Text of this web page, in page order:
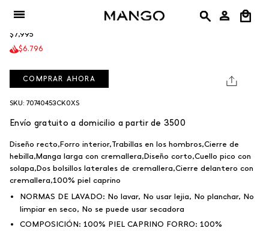
contenido
Chaqueta Gemma
$7,995
$6.796
COMPRAR AHORA
SKU: 70740453CK0XS
Envío gratuito a domicilio a partir de 3500
Diseño recto,Forro interior,Trabillas en los hombros,Cierre de
hebilla,Manga larga con cremallera,Diseño corto,Cuello pico con
solapa,Dos bolsillos laterales de cremallera,Cierre delantero con
cremallera,100% piel caprino
NORMAS DE LAVADO: No lavar, No usar lejia, No planchar, No
limpiar en seco, No se puede usar secadora
COMPOSICIÓN: 100% PIEL CAPRINO FORRO: 100%